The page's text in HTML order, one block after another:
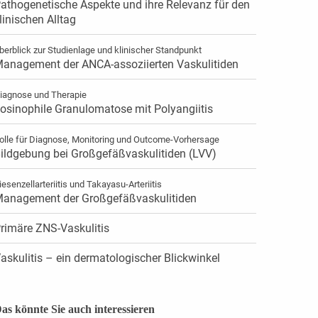
Aspekte und ihre Relevanz für den
Alltag
zur Studienlage und klinischer Standpunkt
der ANCA-assoziierten Vaskulitiden
und Therapie
Granulomatose mit Polyangiitis
für Diagnose, Monitoring und Outcome-Vorhersage
bei Großgefäßvaskulitiden (LVV)
und Takayasu-Arteriitis
der Großgefäßvaskulitiden
ZNS-Vaskulitis
– ein dermatologischer Blickwinkel
könnte Sie auch interessieren